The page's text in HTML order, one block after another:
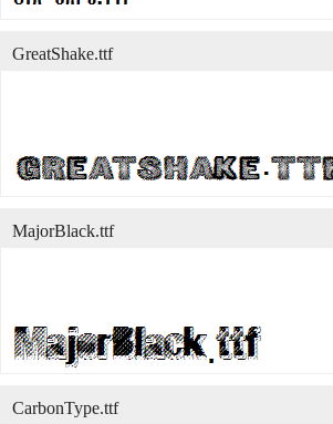
GreatShake.ttf
MajorBlack.ttf
CarbonType.ttf